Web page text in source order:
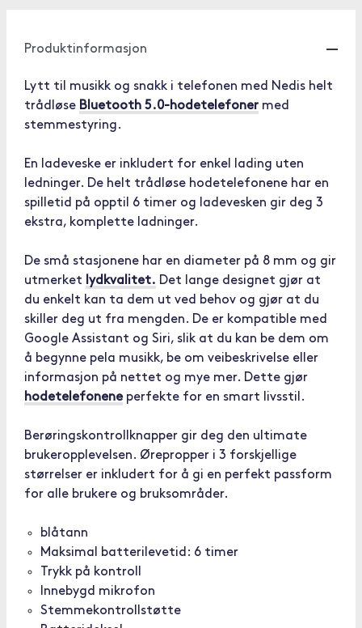
Produktinformasjon
Lytt til musikk og snakk i telefonen med Nedis helt
trådløse Bluetooth 5.0-hodetelefoner med
stemmestyring.
En ladeveske er inkludert for enkel lading uten
ledninger. De helt trådløse hodetelefonene har en
spilletid på opptil 6 timer og ladevesken gir deg 3
ekstra, komplette ladninger.
De små stasjonene har en diameter på 8 mm og gir
utmerket lydkvalitet. Det lange designet gjør at
du enkelt kan ta dem ut ved behov og gjør at du
skiller deg ut fra mengden. De er kompatible med
Google Assistant og Siri, slik at du kan be dem om
å begynne pela musikk, be om veibeskrivelse eller
informasjon på nettet og mye mer. Dette gjør
hodetelefoneneperfekte for en smart livsstil.
Berøringskontrollknapper gir deg den ultimate
brukeropplevelsen. Ørepropper i 3 forskjellige
størrelser er inkludert for å gi en perfekt passform
for alle brukere og bruksområder.
blåtann
Maksimal batterilevetid: 6 timer
Trykk på kontroll
Innebygd mikrofon
Stemmekontrollstøtte